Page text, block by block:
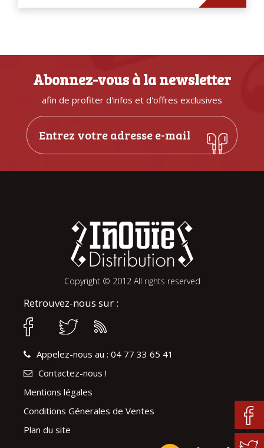
Abonnez-vous à la newsletter
afin de profiter d'infos et d'offres exclusives
Copyright © 2012 All rights reserved
Retrouvez-nous sur :
Appelez-nous au : 04 77 33 65 41
Contactez-nous !
Mentions légales
Conditions Génerales de Ventes
Plan du site